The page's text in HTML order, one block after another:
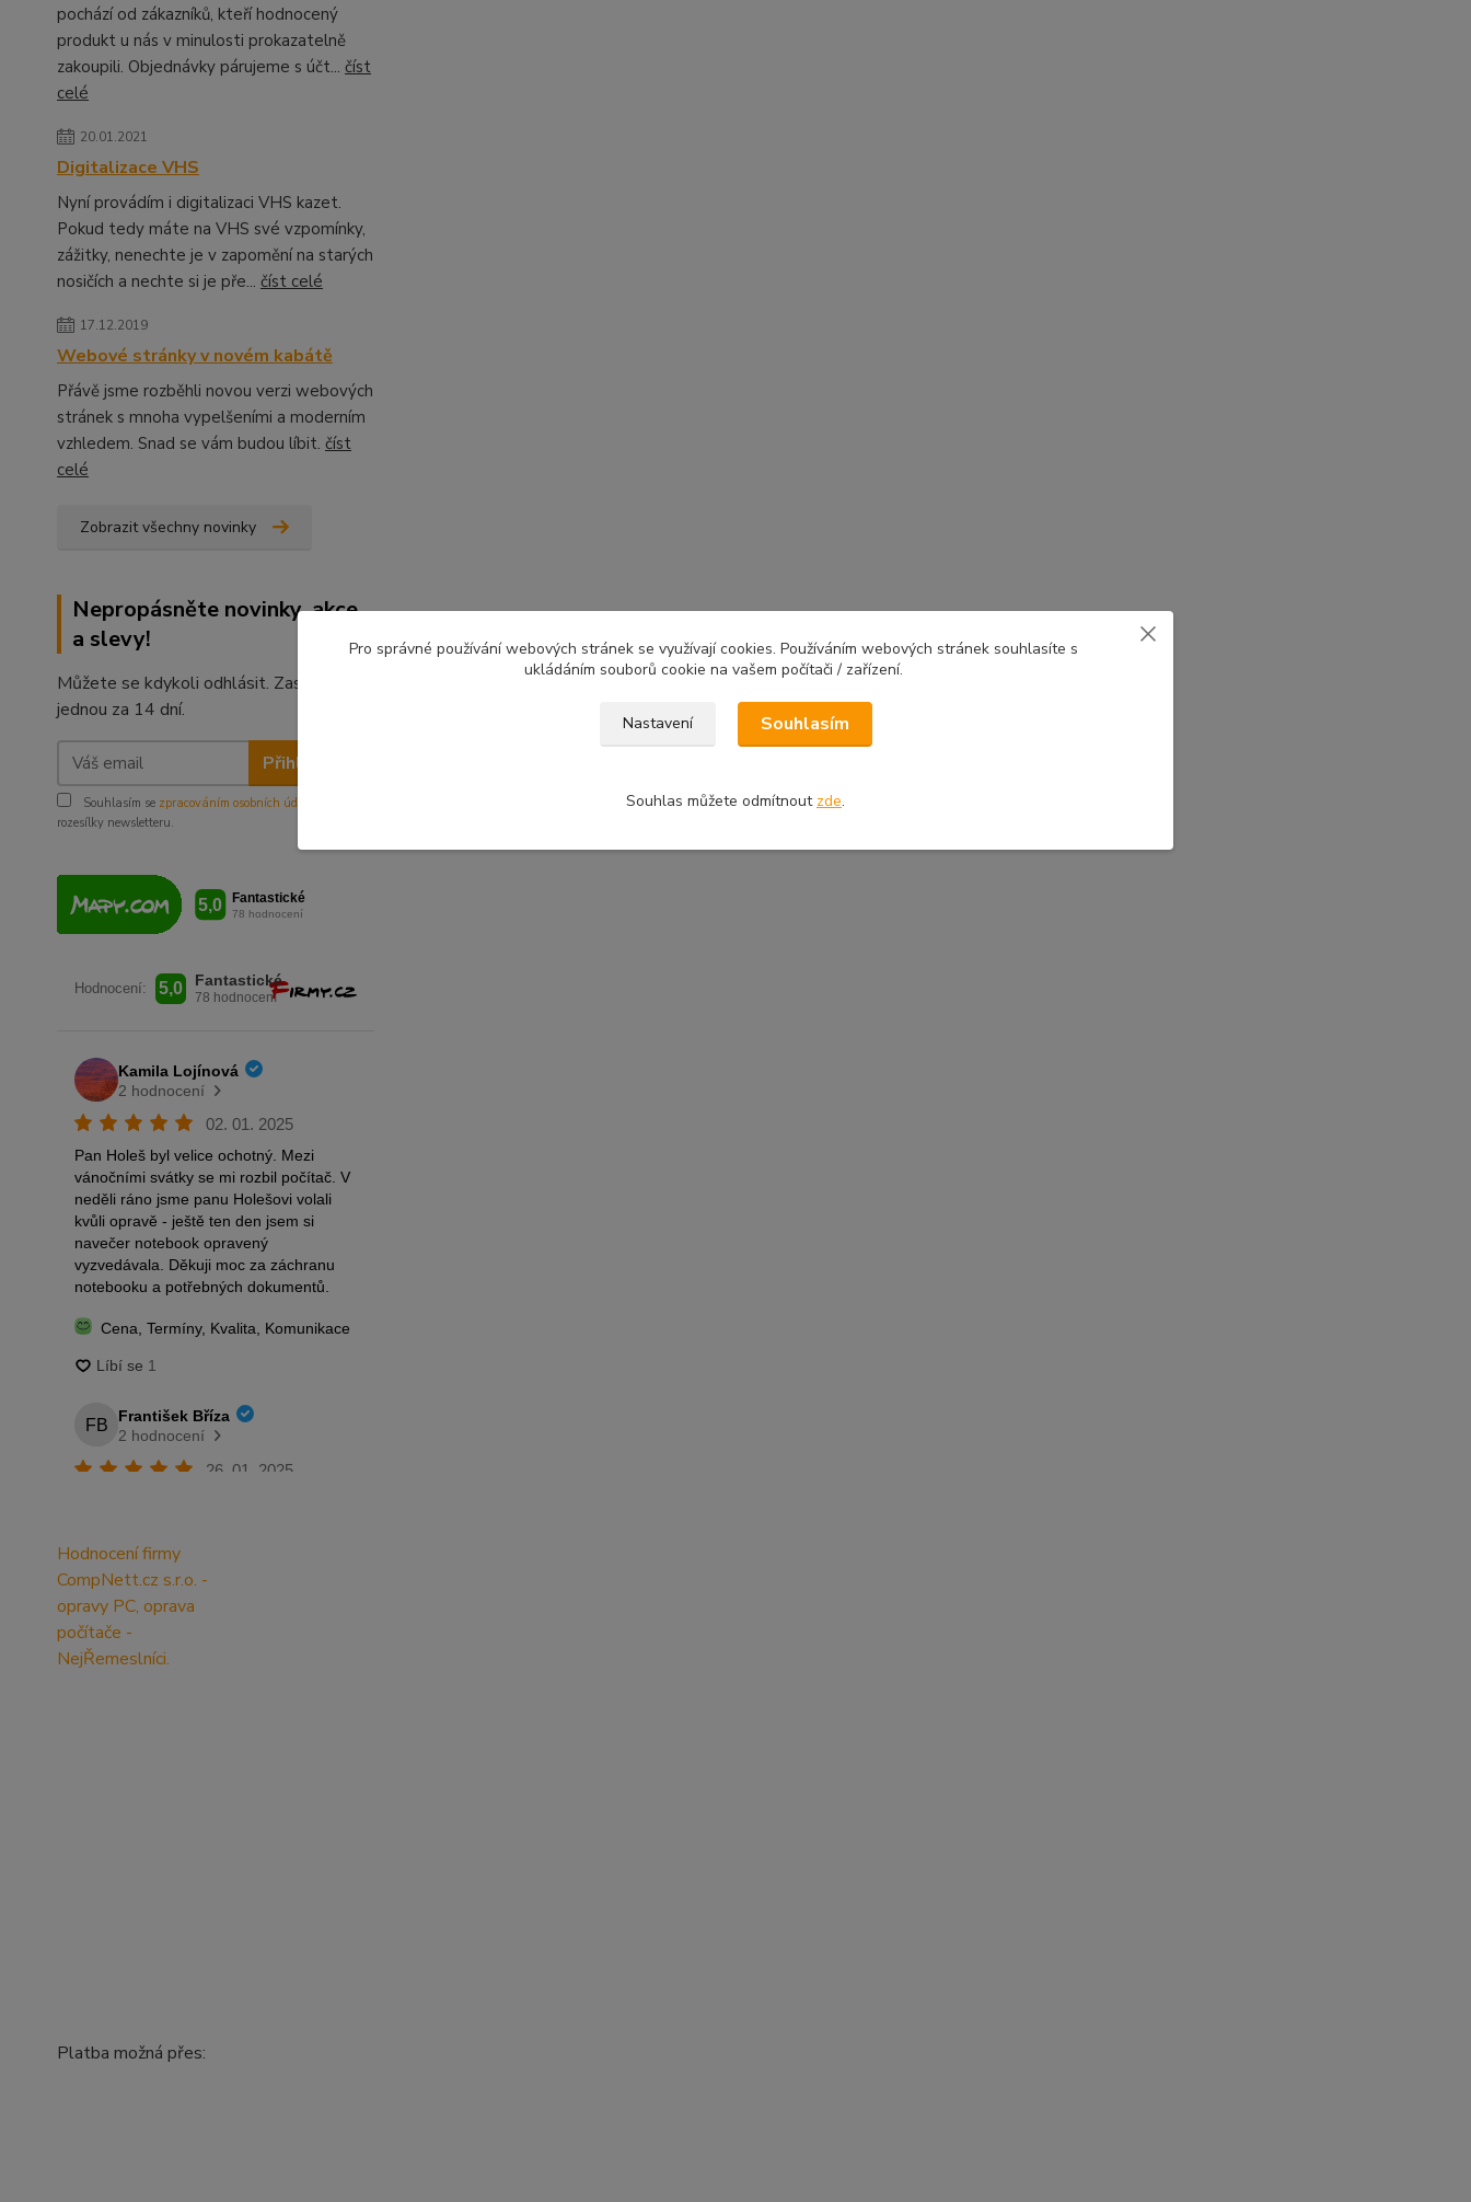
pochází od zákazníků, kteří hodnocený
produkt u nás v minulosti prokazatelně
zakoupili. Objednávky párujeme s účt... číst
celé
20.01.2021
Digitalizace VHS
Nyní provádím i digitalizaci VHS kazet.
Pokud tedy máte na VHS své vzpomínky,
zážitky, nenechte je v zapomění na starých
nosičích a nechte si je pře... číst celé
17.12.2019
Webové stránky v novém kabátě
Přávě jsme rozběhli novou verzi webových
stránek s mnoha vypelšeními a moderním
vzhledem. Snad se vám budou líbit. číst
celé
Zobrazit všechny novinky
Nepropásněte novinky, akce
a slevy!
Můžete se kdykoli odhlásit. Zasíláme
jednou za 14 dní.
Přihlásit se
Souhlasím se zpracováním osobních údajů
rozesílky newsletteru.
Hodnocení firmy
CompNett.cz s.r.o. -
opravy PC, oprava
počítače -
NejŘemeslníci.
Platba možná přes:
Pro správné používání webových stránek se využívají cookies. Používáním webových stránek souhlasíte s
ukládáním souborů cookie na vašem počítači / zařízení.
Nastavení Souhlasím
Souhlas můžete odmítnout zde.